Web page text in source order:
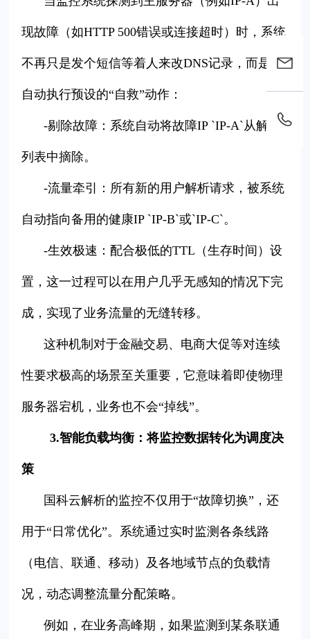
现故障（如HTTP 500错误或连接超时）时，系统
不再只是发个短信等着人来改DNS记录，而是会
自动执行预设的“自救”动作：
-剔除故障：系统自动将故障IP `IP-A`从解析
列表中摘除。
-流量牵引：所有新的用户解析请求，被系统
自动指向备用的健康IP `IP-B`或`IP-C`。
-生效极速：配合极低的TTL（生存时间）设
置，这一过程可以在用户几乎无感知的情况下完
成，实现了业务流量的无缝转移。
这种机制对于金融交易、电商大促等对连续
性要求极高的场景至关重要，它意味着即使物理
服务器宕机，业务也不会“掉线”。
3.智能负载均衡：将监控数据转化为调度决
策
国科云解析的监控不仅用于“故障切换”，还
用于“日常优化”。系统通过实时监测各条线路
（电信、联通、移动）及各地域节点的负载情
况，动态调整流量分配策略。
例如，在业务高峰期，如果监测到某条联通